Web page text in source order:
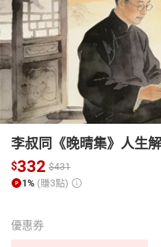
日本購物 電子/紙本書
HOT
李叔同《晚晴集》人生解
$332 $431
1% (賺3點)
優惠券